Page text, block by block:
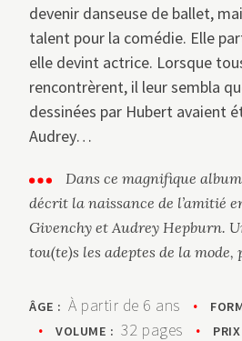
devenir danseuse de ballet,
talent pour la comédie. Elle
elle devint actrice. Lorsque
rencontrèrent, il leur sembla
dessinées par Hubert avaient
Audrey…
Dans ce magnifique
décrit la naissance de l’amitié
Givenchy et Audrey Hepburn.
tou(te)s les adeptes de la mode,
ÂGE : À partir de 6 ans •
•
VOLUME : 32 pages •